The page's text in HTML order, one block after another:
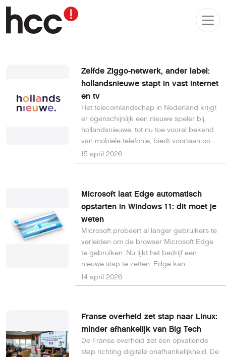
Zelfde Ziggo-netwerk, ander label:
hollandsnieuwe stapt in vast internet
en tv
Het telecomlandschap in Nederland krijgt
er ogenschijnlijk een nieuwe speler bij.
hollandsnieuwe, tot nu toe vooral bekend
van mobiele telefonie, biedt voortaan ook
vast internet en televisie aan. Opvallend
daarbij is dat deze diensten worden
maar strategisch is dit een interessante
zet.
15 april 2026
Microsoft laat Edge automatisch
opstarten in Windows 11: dit moet je
weten
Microsoft probeert al langer gebruikers te
verleiden om de browser Microsoft Edge
te gebruiken. Nu lijkt het bedrijf een
nieuwe stap te zetten: Edge kan
automatisch opstarten zodra je je
Windows 11-pc aanzet.
14 april 2026
Franse overheid zet stap naar Linux:
minder afhankelijk van Big Tech
De Franse overheid zet een opvallende
stap richting digitale onafhankelijkheid. De